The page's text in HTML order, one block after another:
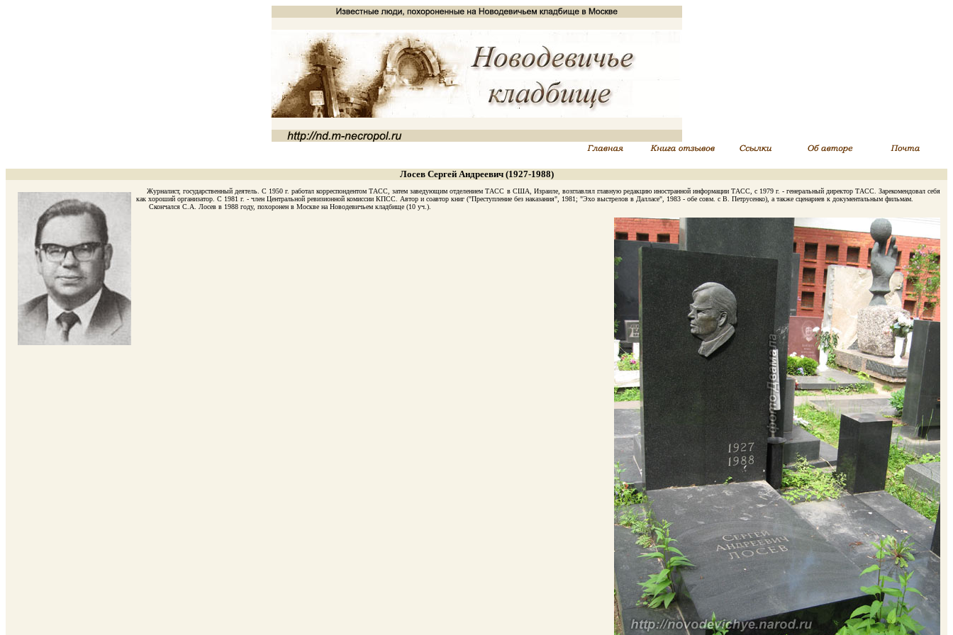
Лосев Сергей Андреевич (1927-1988)
Журналист, государственный деятель. С 1950 г. работал корреспондентом ТАСС, затем заведующим отделением ТАСС в США, Израиле, возглавлял главную редакцию иностранной информации ТАСС, с 1979 г. - генеральный директор ТАСС. Зарекомендовал себя
как хороший организатор. С 1981 г. - член Центральной ревизионной комиссии КПСС. Автор и соавтор книг ("Преступление без наказания", 1981; "Эхо выстрелов в Далласе", 1983 - обе совм. с В. Петрусенко), а также сценариев к документальным фильмам.
Скончался С.А. Лосев в 1988 году, похоронен в Москве на Новодевичьем кладбище (10 уч.).